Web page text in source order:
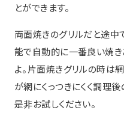
とができます。
両面焼きのグリルだと途中
能で自動的に一番良い焼
よ。片面焼きグリルの時は
が網にくっつきにくく調理
是非お試しください。